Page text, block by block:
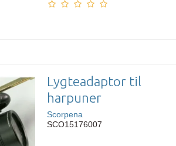
Lygteadaptor til
harpuner
Scorpena
SCO15176007